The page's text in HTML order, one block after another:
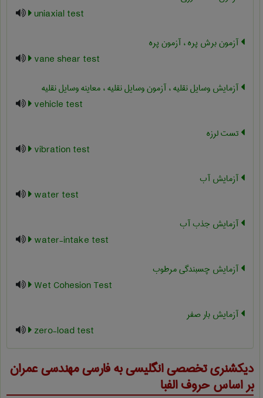
uniaxial test
آزمون برش پره ، آزمون پره
vane shear test
آزمایش وسایل نقلیه ، آزمون وسایل نقلیه ، معاینه وسایل نقلیه
vehicle test
تست لرزه
vibration test
آزمایش آب
water test
آزمایش جذب آب
water-intake test
آزمایش چسبندگی مرطوب
Wet Cohesion Test
آزمایش بار صفر
zero-load test
دیکشنری تخصصی انگلیسی به فارسیمهندسی عمران
بر اساس حروف الفبا